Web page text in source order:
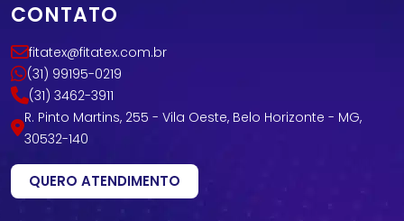
CONTATO
fitatex@fitatex.com.br
(31) 99195-0219
(31) 3462-3911
R. Pinto Martins, 255 - Vila Oeste, Belo Horizonte - MG,
30532-140
QUERO ATENDIMENTO